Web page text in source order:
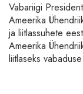
Vabariigi
Ameerika
ja liitlassuhete
Ameerika
liitlaseks